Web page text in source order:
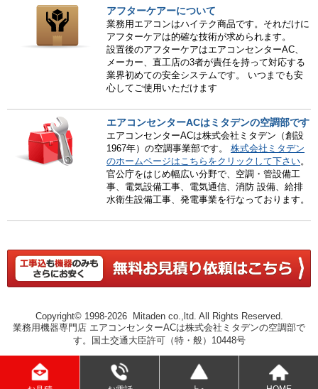
アフターケアーについて
業務用エアコンはハイテク商品です。それだけに
アフターケアは的確な技術が求められます。
設置後のアフターケアはエアコンセンターAC、
メーカー、直工店の3者が責任を持って対応する
業界初めての安全システムです。 いつまでも安
心してご使用いただけます
エアコンセンターACはミタデンの空調部です
エアコンセンターACは株式会社ミタデン（創設
1967年）の空調事業部です。 株式会社ミタデン
のホームページはこちらをクリックして下さい。
官公庁をはじめ幅広い分野で、空調・管設備工
事、電気設備工事、電気通信、消防 設備、給排
水衛生設備工事、発電事業を行なっております。
Copyright© 1998-2026 Mitaden co.,ltd. All Rights Reserved.
業務用機器専門店 エアコンセンターACは株式会社ミタデンの空調部で
す。国土交通大臣許可（特・般）10448号